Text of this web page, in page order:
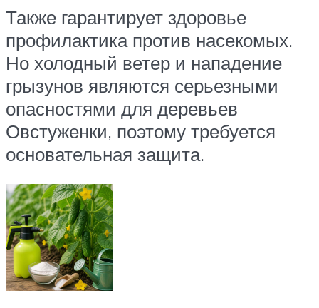
Также гарантирует здоровье
профилактика против насекомых.
Но холодный ветер и нападение
грызунов являются серьезными
опасностями для деревьев
Овстуженки, поэтому требуется
основательная защита.